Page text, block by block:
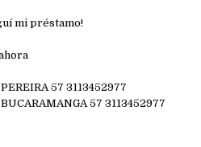
mi préstamo!
57 3113452977
57 3113452977